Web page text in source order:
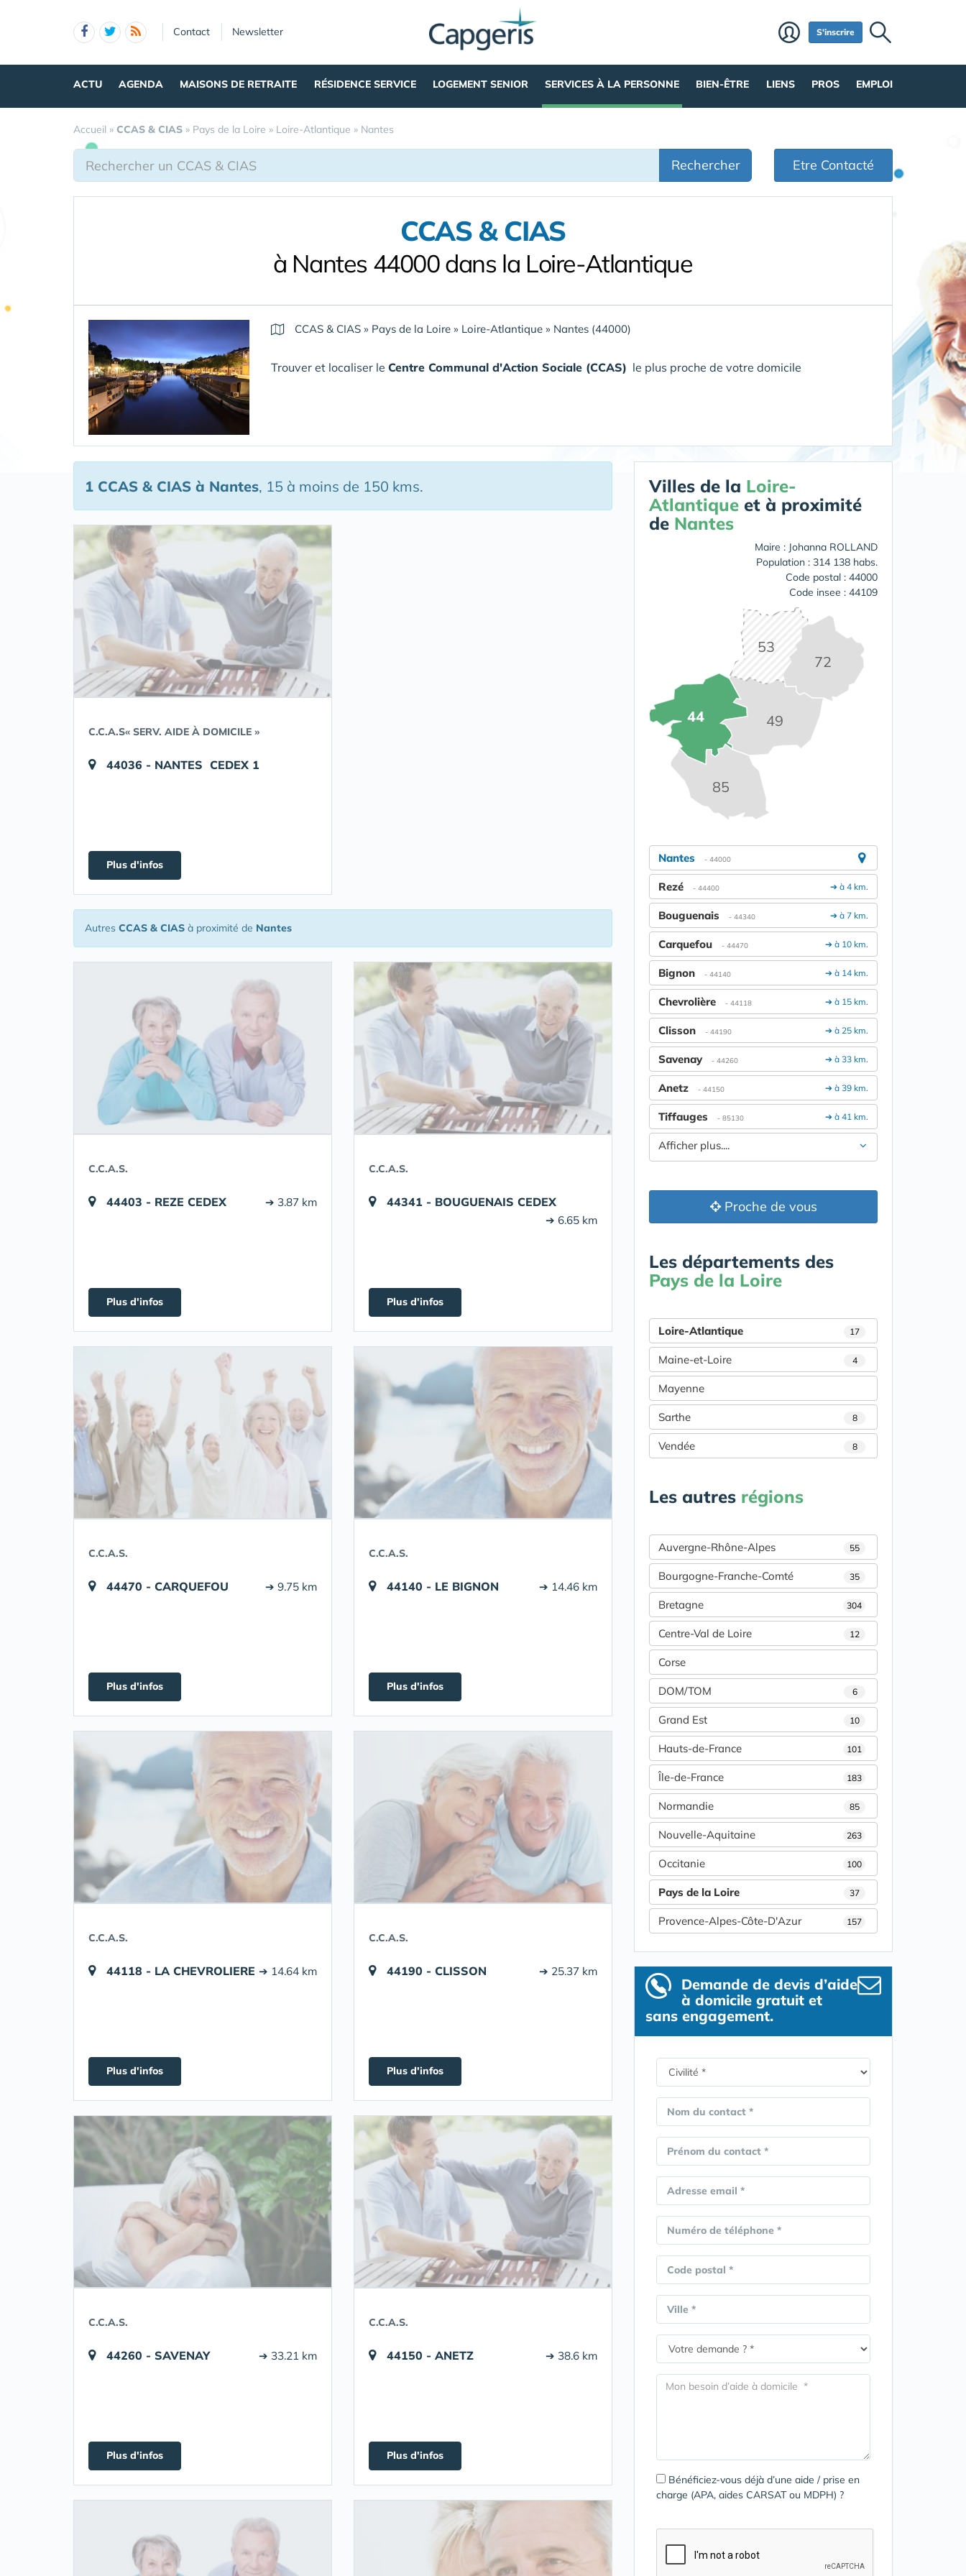
Contact Newsletter S'inscrire
ACTU AGENDA MAISONS DE RETRAITE RÉSIDENCE SERVICE LOGEMENT SENIOR SERVICES À LA PERSONNE BIEN-ÊTRE LIENS PROS EMPLOI
Accueil » CCAS & CIAS » Pays de la Loire » Loire-Atlantique » Nantes
Rechercher Etre Contacté
CCAS & CIAS
à Nantes 44000 dans la Loire-Atlantique
CCAS & CIAS » Pays de la Loire » Loire-Atlantique » Nantes (44000)
Trouver et localiser le Centre Communal d'Action Sociale (CCAS) le plus proche de votre domicile
1 CCAS & CIAS à Nantes, 15 à moins de 150 kms.
C.C.A.S« SERV. AIDE À DOMICILE »
44036 - NANTES CEDEX 1
Plus d'infos
Autres CCAS & CIAS à proximité de Nantes
C.C.A.S.
44403 - REZE CEDEX ➔ 3.87 km
Plus d'infos
C.C.A.S.
44341 - BOUGUENAIS CEDEX
➔ 6.65 km
Plus d'infos
C.C.A.S.
44470 - CARQUEFOU ➔ 9.75 km
Plus d'infos
C.C.A.S.
44140 - LE BIGNON ➔ 14.46 km
Plus d'infos
C.C.A.S.
44118 - LA CHEVROLIERE ➔ 14.64 km
Plus d'infos
C.C.A.S.
44190 - CLISSON ➔ 25.37 km
Plus d'infos
C.C.A.S.
44260 - SAVENAY ➔ 33.21 km
Plus d'infos
C.C.A.S.
44150 - ANETZ ➔ 38.6 km
Plus d'infos
Villes de la Loire-
Atlantique et à proximité
de Nantes
Maire : Johanna ROLLAND
Population : 314 138 habs.
Code postal : 44000
Code insee : 44109
44 49
53
72
85
Nantes - 44000
➔ à 4 km.
Rezé - 44400
➔ à 7 km.
Bouguenais - 44340
➔ à 10 km.
Carquefou - 44470
➔ à 14 km.
Bignon - 44140
➔ à 15 km.
Chevrolière - 44118
➔ à 25 km.
Clisson - 44190
➔ à 33 km.
Savenay - 44260
➔ à 39 km.
Anetz - 44150
➔ à 41 km.
Tiffauges - 85130
Afficher plus....
Proche de vous
Les départements des
Pays de la Loire
Loire-Atlantique 17
Maine-et-Loire 4
Mayenne
Sarthe 8
Vendée 8
Les autres régions
Auvergne-Rhône-Alpes 55
Bourgogne-Franche-Comté 35
Bretagne 304
Centre-Val de Loire 12
Corse
DOM/TOM 6
Grand Est 10
Hauts-de-France 101
Île-de-France 183
Normandie 85
Nouvelle-Aquitaine 263
Occitanie 100
Pays de la Loire 37
Provence-Alpes-Côte-D'Azur 157
Demande de devis d’aide
à domicile gratuit et
sans engagement.
Nom du contact *
Prénom du contact *
Adresse email *
Numéro de téléphone *
Code postal *
Ville *
Bénéficiez-vous déjà d’une aide / prise en
charge (APA, aides CARSAT ou MDPH) ?